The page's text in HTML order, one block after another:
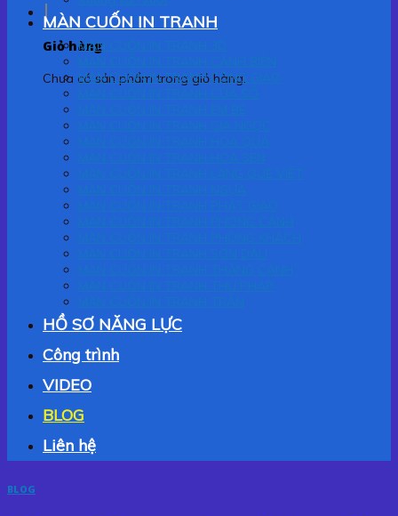
Giỏ hàng
Chưa có sản phẩm trong giỏ hàng.
MÀN CUỐN IN TRANH
MÀN CUỐN IN TRANH 3D
MÀN CUỐN IN TRANH CÔNG GIÁO
HỒ SƠ NĂNG LỰC
Công trình
VIDEO
BLOG
Liên hệ
BLOG